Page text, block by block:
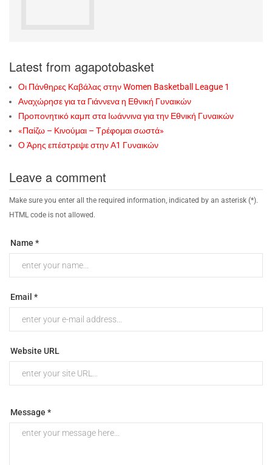
Latest from agapotobasket
Οι Πάνθηρες Καβάλας στην Women Basketball League 1
Αναχώρησε για τα Γιάννενα η Εθνική Γυναικών
Προπονητικό καμπ στα Ιωάννινα για την Εθνική Γυναικών
«Παίζω – Κινούμαι – Τρέφομαι σωστά»
Ο Άρης επέστρεψε στην Α1 Γυναικών
Leave a comment
Make sure you enter all the required information, indicated by an asterisk (*).
HTML code is not allowed.
Name *
Email *
Website URL
Message *